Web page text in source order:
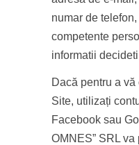
numar de
competente
informatii
Dacă pentru a
Site, utilizați
Facebook sau
OMNES” SRL